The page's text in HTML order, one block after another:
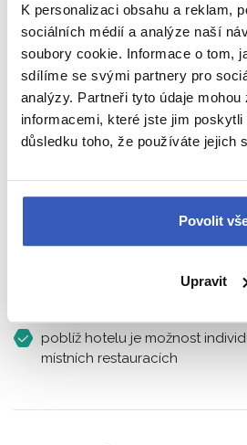
K personalizaci obsahu a reklam,
sociálních médií a analýze naší
soubory cookie. Informace o tom,
sdílíme se svými partnery pro
analýzy. Partneři tyto údaje
informacemi, které jste jim
důsledku toho, že používáte jejich
Povolit
Upravit
Kde budete
ubytování v hotelích v
dle dostupnosti i třílůžkových
ubytování je v menších
Jak je to s
během dne bude možné
poblíž hotelu je možnost
místních restauracích